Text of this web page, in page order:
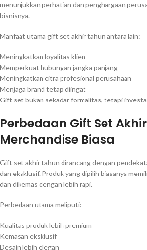
menunjukkan perhatian dan penghargaan
bisnisnya.
Manfaat utama gift set akhir tahun antara lain:
Meningkatkan loyalitas klien
Memperkuat hubungan jangka panjang
Meningkatkan citra profesional perusahaan
Menjaga brand tetap diingat
Gift set bukan sekadar formalitas, tetapi
Perbedaan Gift Set
Merchandise Biasa
Gift set akhir tahun dirancang dengan
dan eksklusif. Produk yang dipilih biasanya
dan dikemas dengan lebih rapi.
Perbedaan utama meliputi:
Kualitas produk lebih premium
Kemasan eksklusif
Desain lebih elegan